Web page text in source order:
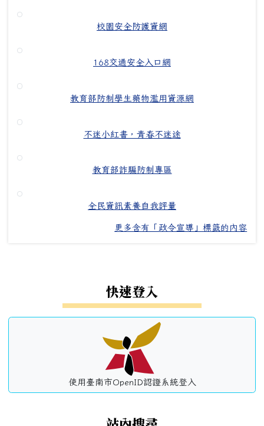
校園安全防護資網
168交通安全入口網
教育部防制學生藥物濫用資源網
不迷小紅書，青春不迷途
教育部詐騙防制專區
全民資訊素養自我評量
更多含有「政令宣導」標籤的內容
快速登入
使用臺南市OpenID認證系統登入